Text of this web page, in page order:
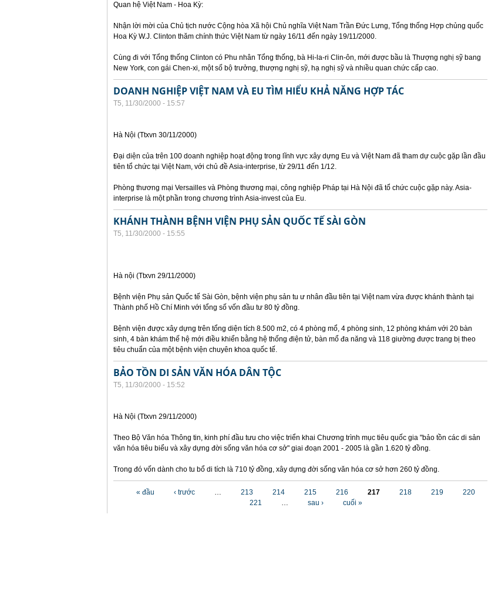
Quan hệ Việt Nam - Hoa Kỳ:
Nhận lời mời của Chủ tịch nước Cộng hòa Xã hội Chủ nghĩa Việt Nam Trần Đức Lưng, Tổng thống Hợp chủng quốc
Hoa Kỳ W.J. Clinton thăm chính thức Việt Nam từ ngày 16/11 đến ngày 19/11/2000.
Cùng đi với Tổng thống Clinton có Phu nhân Tổng thống, bà Hi-la-ri Clin-ôn, mới được bầu là Thượng nghị sỹ bang
New York, con gái Chen-xi, một số bộ trưởng, thượng nghị sỹ, hạ nghị sỹ và nhiều quan chức cấp cao.
DOANH NGHIỆP VIỆT NAM VÀ EU TÌM HIỂU KHẢ NĂNG HỢP TÁC
T5, 11/30/2000 - 15:57
Hà Nội (Ttxvn 30/11/2000)
Đại diện của trên 100 doanh nghiệp hoạt động trong lĩnh vực xây dựng Eu và Việt Nam đã tham dự cuộc gặp lần đầu
tiên tổ chức tại Việt Nam, với chủ đề Asia-interprise, từ 29/11 đến 1/12.
Phòng thương mại Versailles và Phòng thương mại, công nghiệp Pháp tại Hà Nội đã tổ chức cuộc gặp này. Asia-
interprise là một phần trong chương trình Asia-invest của Eu.
KHÁNH THÀNH BỆNH VIỆN PHỤ SẢN QUỐC TẾ SÀI GÒN
T5, 11/30/2000 - 15:55
Hà nội (Ttxvn 29/11/2000)
Bệnh viện Phụ sản Quốc tế Sài Gòn, bệnh viện phụ sản tu ư nhân đầu tiên tại Việt nam vừa được khánh thành tại
Thành phố Hồ Chí Minh với tổng số vốn đầu tư 80 tỷ đồng.
Bệnh viện được xây dựng trên tổng diện tích 8.500 m2, có 4 phòng mổ, 4 phòng sinh, 12 phòng khám với 20 bàn
sinh, 4 bàn khám thế hệ mới điều khiển bằng hệ thống điện tử, bàn mổ đa năng và 118 giường được trang bị theo
tiêu chuẩn của một bệnh viện chuyên khoa quốc tế.
BẢO TỒN DI SẢN VĂN HÓA DÂN TỘC
T5, 11/30/2000 - 15:52
Hà Nội (Ttxvn 29/11/2000)
Theo Bộ Văn hóa Thông tin, kinh phí đầu tưu cho việc triển khai Chương trình mục tiêu quốc gia "bảo tồn các di sản
văn hóa tiêu biểu và xây dựng đời sống văn hóa cơ sở" giai đoạn 2001 - 2005 là gần 1.620 tỷ đồng.
Trong đó vốn dành cho tu bổ di tích là 710 tỷ đồng, xây dựng đời sống văn hóa cơ sở hơn 260 tỷ đồng.
« đầu ‹ trước … 213 214 215 216 217 218 219
220
221
… sau › cuối »